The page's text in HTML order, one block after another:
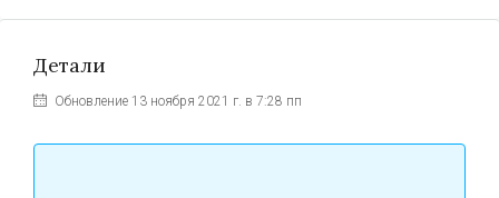
Детали
Обновление 13 ноября 2021 г. в 7:28 пп